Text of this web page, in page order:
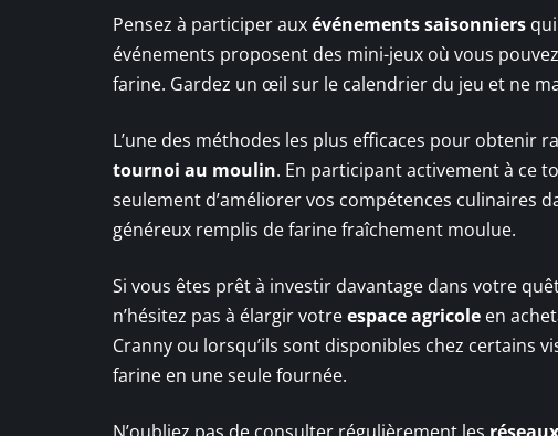
Pensez à participer auxévénements saisonniers
événements proposent des mini-jeux où vous
farine. Gardez un œil sur le calendrier du jeu et ne
L’une des méthodes les plus efficaces pour obtenir
tournoi au moulin. En participant activement à ce
seulement d’améliorer vos compétences culinaires
généreux remplis de farine fraîchement moulue.
Si vous êtes prêt à investir davantage dans votre
n’hésitez pas à élargir votreespace agricole en
Cranny ou lorsqu’ils sont disponibles chez certains
farine en une seule fournée.